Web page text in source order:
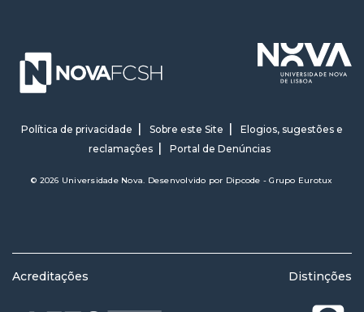
Política de privacidade Sobre este Site
Elogios, sugestões e
reclamações
Portal de Denúncias
© 2026 Universidade Nova. Desenvolvido por Dipcode - Grupo Eurotux
Acreditações Distinções